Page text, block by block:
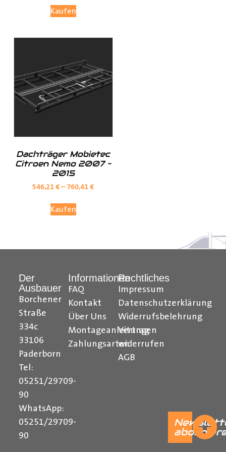
Materialien transportiert.
Porte Tube Pro Transportrohr. Mit seinem robusten
Design, seinem integrierten Schloss und seiner
vielseitigen Anwendung ist es die ultimative Lösung für
den Transport von Kupferrohren, Kunststoffrohren,
Leitungen, Holzlatten und vielem mehr auf dem Dach
Bei Fragen stehen wir Ihnen gerne zur Verfügung.
Kontaktieren Sie uns per E-Mail unter
ausbauer.deoder rufen Sie uns direkt an
Hilfreiche Montageanleitungen und Tipps finden Sie
auch auf unseremYouTube Kanaleinfach und
verständlich erklärt.
Der Ausbauer
Formularbeginn
Kaufen
Dachträger Mobietec
Citroen Nemo 2007 –
2015
546,21€–760,41€
Kaufen
Der
Ausbauer
Borchener
Straße
334c
33106
Paderborn
Tel:
05251/29709-
90
WhatsApp:
05251/29709-
90
Informationen
FAQ
Kontakt
Über Uns
Montageanleitungen
Zahlungsarten
Rechtliches
Impressum
Datenschutzerklärung
Widerrufsbelehrung
Vertrag
widerrufen
AGB